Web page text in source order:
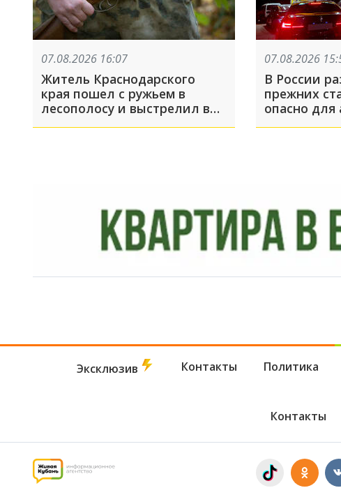
07.08.2026 16:07
Житель Краснодарского
края пошел с ружьем в
лесополосу и выстрелил в
человека
07.08.2026
В России
прежних
опасно для
Эксклюзив Контакты Политика
Контакты